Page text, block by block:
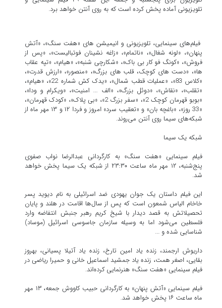
تلویزیونی آماده پخش کرده است که به روی آنتن خواهد برد.
فیلم‌های سینمایی، تلویزیونی و انیمیشن های «هفت سنگ»، «آتش
پنهان»، «لونه شغال»، «ناتمام»، «زاغه نشینان فوتبالیست»، «پس از
فروش»، «کونگ فو کار بی باک»، «شکارچی شنبه»، «هیام»، «تپه عقاب
ها»، «دست های کوچک، قلب های بزرگ»، «منصور»، «ارزش قدرت»،
«کلاس 83»، «عملیات قطب شمال»، «یدک کش شماره 22»، «هیام»،
«تقلب»، «نقاش»، «دوئل بزرگ»، «الف ... امنیت»، «ویکرام و ودا»،
«بوبو قهرمان کوچک 2»، «سفر بزرگ 2»، «بی پلاک»، «کودک قهرمان»،
«33 روز»، «باغچه بان» و «تعقیب سرد» امروز و فردا ۱۲ و ۱۳ مهر ماه از
شبکه‌های سیما روی آنتن می‌روند.
شبکه یک سیما
فیلم سینمایی «هفت سنگ» به کارگردانی عبدالرضا نواب صفوی
پنج‌شنبه، ۱۲ مهر ماه ساعت ۲۳:۳۰ از شبکه یک سیما پخش خواهد
شد.
این فیلم داستان یک جوان یهودی ضد اسرائیلی به نام دیوید پسر
خاخام الیاس شمعون است که پس از سال‌ها اقامت در هلند و پایان
تحصیلاتش به قصد دیدار با شیخ کریم رهبر جنبش انتفاضه وارد
فلسطین می‌شود اما به وسیله سازمان جاسوسی اسرائیل (موساد)
شناسایی شده و ...
داریوش ارجمند، زنده یاد امین تارخ، زنده یاد آتیلا پسیانی، بهروز
بقایی، اصغر همت، زنده یاد جمشید اسماعیل خانی و حمیرا ریاضی در
فیلم سینمایی «هفت سنگ» هنرنمایی کرده‌اند.
فیلم سینمایی «آتش پنهان» به کارگردانی حبیب کاووش جمعه، ۱۳ مهر
ماه ساعت ۱۶ پخش خواهد شد.